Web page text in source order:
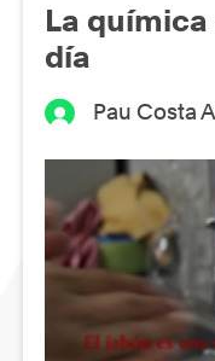
La
día
Pau Costa